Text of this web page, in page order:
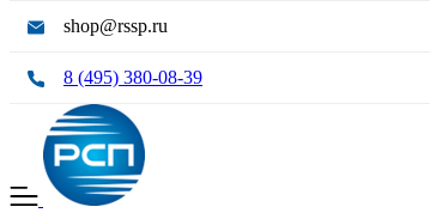
shop@rssp.ru
8 (495) 380-08-39